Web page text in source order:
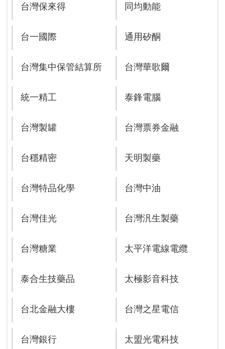
台灣保來得 同均動能
台一國際 通用矽酮
台灣集中保管結算所 台灣華歌爾
統一精工 泰鋒電腦
台灣製罐 台灣票券金融
台穩精密 天明製藥
台灣特品化學 台灣中油
台灣佳光 台灣汎生製藥
台灣糖業 太平洋電線電纜
泰合生技藥品 太極影音科技
台北金融大樓 台灣之星電信
台灣銀行 太盟光電科技